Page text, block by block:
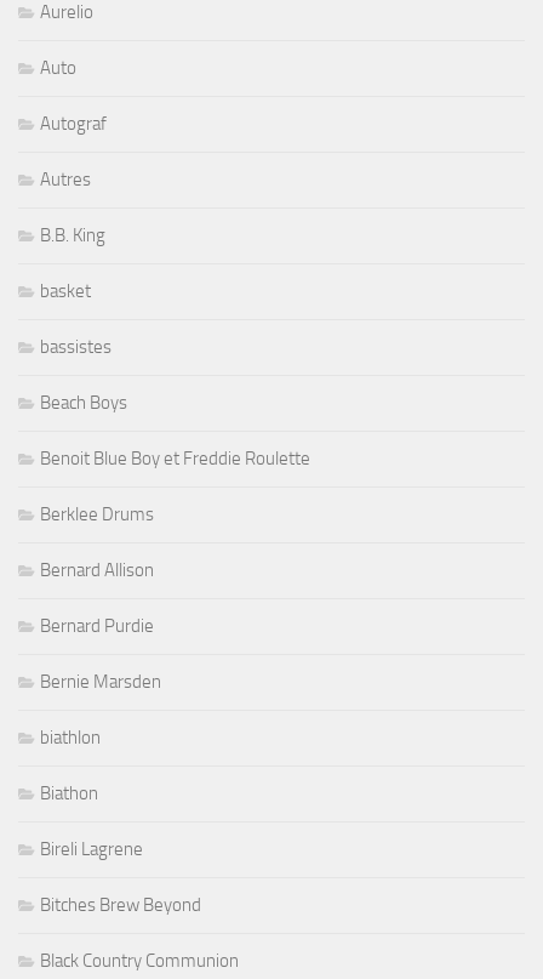
Aurelio
Auto
Autograf
Autres
B.B. King
basket
bassistes
Beach Boys
Benoit Blue Boy et Freddie Roulette
Berklee Drums
Bernard Allison
Bernard Purdie
Bernie Marsden
biathlon
Biathon
Bireli Lagrene
Bitches Brew Beyond
Black Country Communion